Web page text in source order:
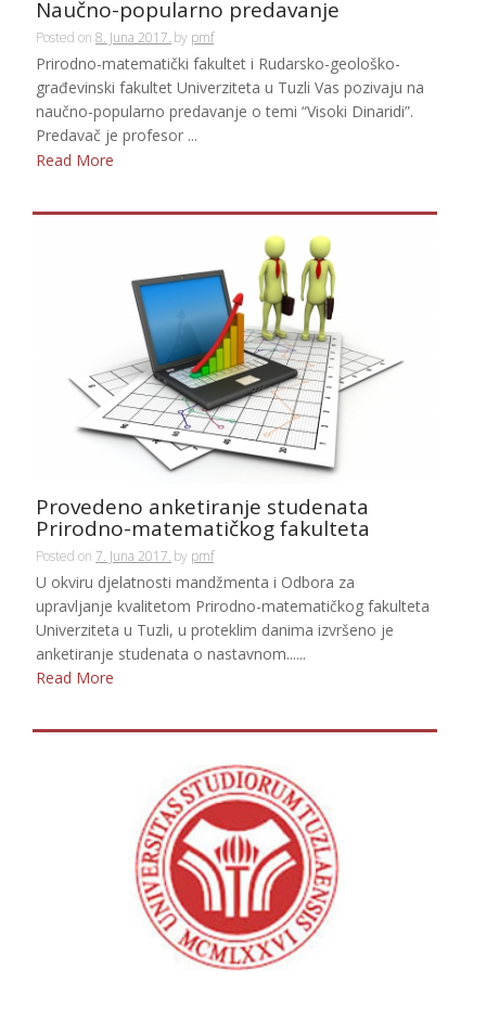
Naučno-popularno predavanje
Posted on 8. Juna 2017. by pmf
Prirodno-matematički fakultet i Rudarsko-geološko-
građevinski fakultet Univerziteta u Tuzli Vas pozivaju na
naučno-popularno predavanje o temi “Visoki Dinaridi”.
Predavač je profesor ...
Read More
Provedeno anketiranje studenata
Prirodno-matematičkog fakulteta
Posted on 7. Juna 2017. by pmf
U okviru djelatnosti mandžmenta i Odbora za
upravljanje kvalitetom Prirodno-matematičkog fakulteta
Univerziteta u Tuzli, u proteklim danima izvršeno je
anketiranje studenata o nastavnom......
Read More